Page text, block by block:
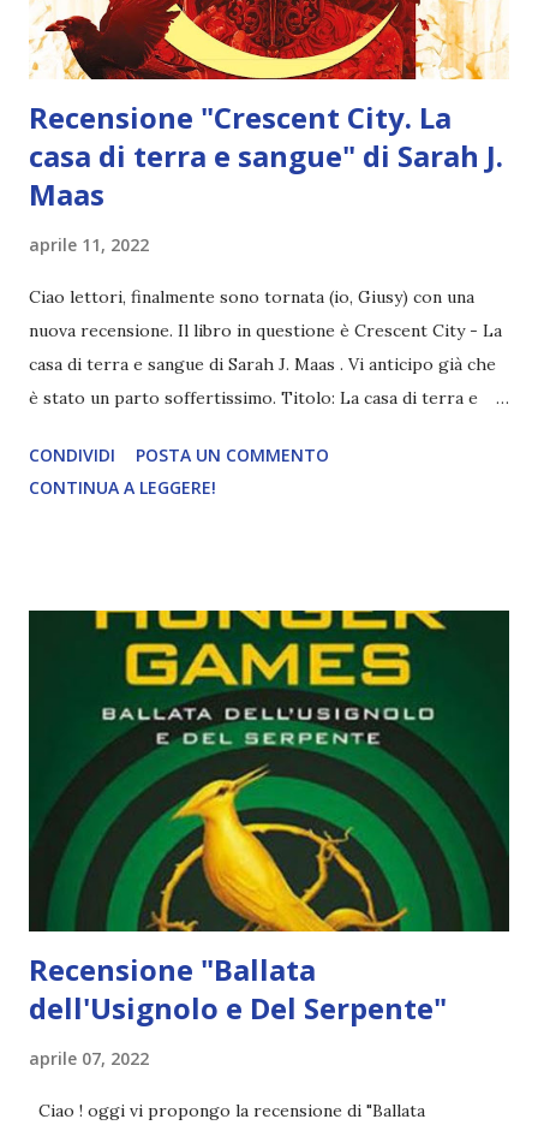
senso di abbandon...
Recensione "Crescent City. La
casa di terra e sangue" di Sarah J.
Maas
aprile 11, 2022
Ciao lettori, finalmente sono tornata (io, Giusy) con una
nuova recensione. Il libro in questione è Crescent City - La
casa di terra e sangue di Sarah J. Maas . Vi anticipo già che
è stato un parto soffertissimo. Titolo: La casa di terra e
708 Editore: Mondadori Anno di pubblicazione: 2020
Compralo a 19,90€ Ventitré anni, mezza Fae e mezza
brutale strage scuote profondamente Crescent City, la città
in cui vive, e Bryce perde una persona a lei molto cara, il
suo mondo crolla in mille pezzi lasciandola disperata, ferita
e molto sola. Adesso non cerca più il divertimento, ma un
oblio in grado di farle dimenticare i terribili fatti che hanno
cambiato la sua vita per sempre. Due anni dopo l'imputato è
finalmente dietro le sbarre ma i crimini r...
CONDIVIDI
POSTA UN COMMENTO
CONTINUA A LEGGERE!
Recensione "Ballata
dell'Usignolo e Del Serpente"
aprile 07, 2022
Ciao ! oggi vi propongo la recensione di "Ballata